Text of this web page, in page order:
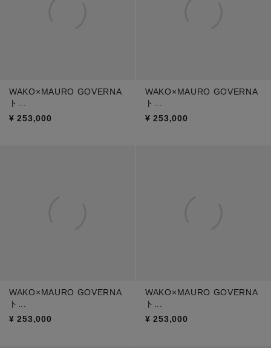
WAKO×MAURO GOVERNA
ト...
¥ 253,000
WAKO×MAURO GOVERNA
ト...
¥ 253,000
WAKO×MAURO GOVERNA
ト...
¥ 253,000
WAKO×MAURO GOVERNA
ト...
¥ 253,000